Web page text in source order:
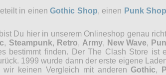
in einenGothic Shop, einen Punk Shop
Du hier in unserem Onlineshop genau
, Steampunk, Retro, Army, New Wave,
bestimmt finden. Der The Clash Store ist
1999 wurde dann der erste eigene
keinen Vergleich mit anderen Gothic,